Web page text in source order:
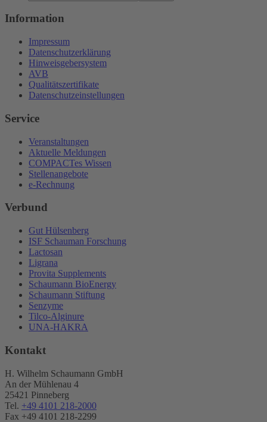
Information
Impressum
Datenschutzerklärung
Hinweisgebersystem
AVB
Qualitätszertifikate
Datenschutzeinstellungen
Service
Veranstaltungen
Aktuelle Meldungen
COMPACTes Wissen
Stellenangebote
e-Rechnung
Verbund
Gut Hülsenberg
ISF Schauman Forschung
Lactosan
Ligrana
Provita Supplements
Schaumann BioEnergy
Schaumann Stiftung
Senzyme
Tilco-Alginure
UNA-HAKRA
Kontakt
H. Wilhelm Schaumann GmbH
An der Mühlenau 4
25421 Pinneberg
Tel. +49 4101 218-2000
Fax +49 4101 218​-2299